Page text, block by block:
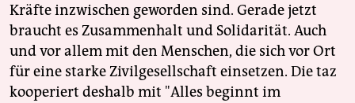
Kräfte inzwischen geworden sind. Gerade jetzt
braucht es Zusammenhalt und Solidarität. Auch
und vor allem mit den Menschen, die sich vor Ort
für eine starke Zivilgesellschaft einsetzen. Die taz
kooperiert deshalb mit "Alles beginnt im